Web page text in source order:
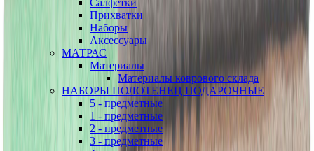
Салфетки
Прихватки
Наборы
Аксессуары
МАТРАС
Материалы
Материалы коврового склада
НАБОРЫ ПОЛОТЕНЕЦ ПОДАРОЧНЫЕ
5 - предметные
1 - предметные
2 - предметные
3 - предметные